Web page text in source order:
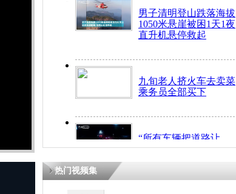
男子清明登山跌落海拔
1050米悬崖被困1天1夜
直升机悬停救起
九旬老人挤火车去卖菜
乘务员全部买下
“所有车辆把道路让
开！”儿童突发疾病交
热门视频集